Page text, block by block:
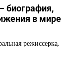
биография,
в мире
режиссерка,